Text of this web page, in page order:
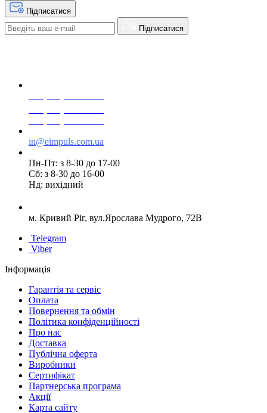
Підписатися
Підписатися
in@eimpuls.com.ua
Пн-Пт: з 8-30 до 17-00
Сб: з 8-30 до 16-00
Нд: вихідний
м. Кривий Ріг, вул.Ярослава Мудрого, 72В
Telegram
Viber
Інформація
Гарантія та сервіс
Оплата
Повернення та обмін
Політика конфіденційності
Про нас
Доставка
Публічна оферта
Виробники
Сертифікат
Партнерська програма
Акції
Карта сайту